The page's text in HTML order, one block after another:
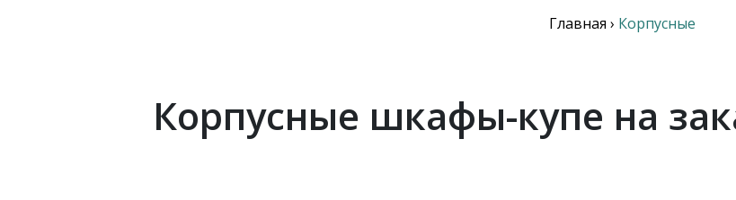
Главная › Корпусные
Корпусные шкафы-купе на